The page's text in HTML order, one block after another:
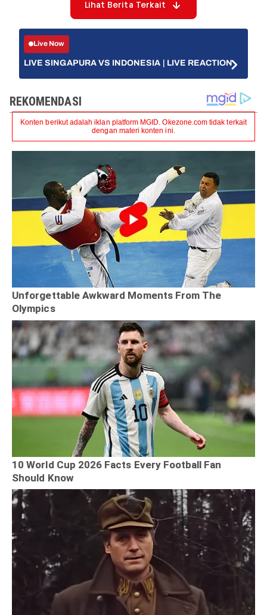
Lihat Berita Terkait
Live Now
LIVE SINGAPURA VS INDONESIA | LIVE REACTION